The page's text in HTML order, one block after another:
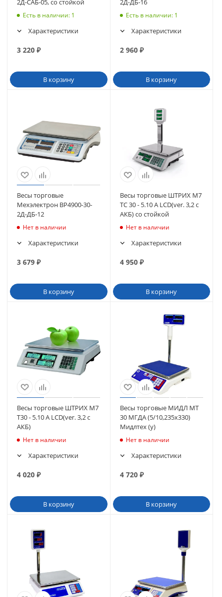
2Д-САБ-05, со стойкой
Есть в наличии: 1
Характеристики
3 220 ₽
В корзину
2Д-ДБ-16
Есть в наличии: 1
Характеристики
2 960₽
В корзину
Весы торговые
Мехэлектрон ВР4900-30-
2Д-ДБ-12
Нет в наличии
Характеристики
3 679 ₽
В корзину
Весы торговые ШТРИХ М7
TС 30 - 5.10 А LCD(ver. 3,2 с
АКБ) со стойкой
Нет в наличии
Характеристики
4 950₽
В корзину
Весы торговые ШТРИХ М7
T30 - 5.10 А LCD(ver. 3,2 с
АКБ)
Нет в наличии
Характеристики
4 020 ₽
В корзину
Весы торговые МИДЛ МТ
30 МГДА (5/10,235х330)
Мидлтех (у)
Нет в наличии
Характеристики
4 720₽
В корзину